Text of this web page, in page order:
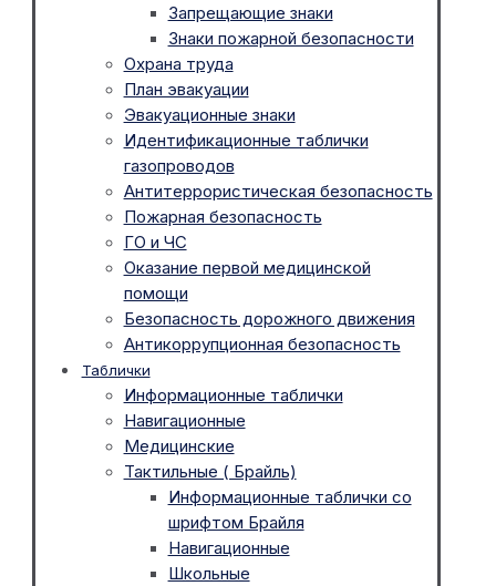
Запрещающие знаки
Знаки пожарной безопасности
Охрана труда
План эвакуации
Эвакуационные знаки
Идентификационные таблички
газопроводов
Антитеррористическая безопасность
Пожарная безопасность
ГО и ЧС
Оказание первой медицинской
помощи
Безопасность дорожного движения
Антикоррупционная безопасность
Таблички
Информационные таблички
Навигационные
Медицинские
Тактильные ( Брайль)
Информационные таблички со
шрифтом Брайля
Навигационные
Школьные